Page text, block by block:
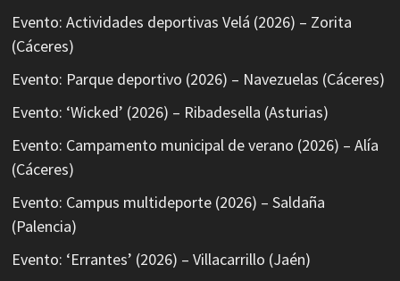
Evento: Actividades deportivas Velá (2026) – Zorita
(Cáceres)
Evento: Parque deportivo (2026) – Navezuelas (Cáceres)
Evento: ‘Wicked’ (2026) – Ribadesella (Asturias)
Evento: Campamento municipal de verano (2026) – Alía
(Cáceres)
Evento: Campus multideporte (2026) – Saldaña
(Palencia)
Evento: ‘Errantes’ (2026) – Villacarrillo (Jaén)